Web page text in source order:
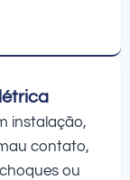
instalação,
contato,
ou